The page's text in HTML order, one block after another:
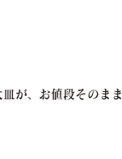
が、お値段そのま